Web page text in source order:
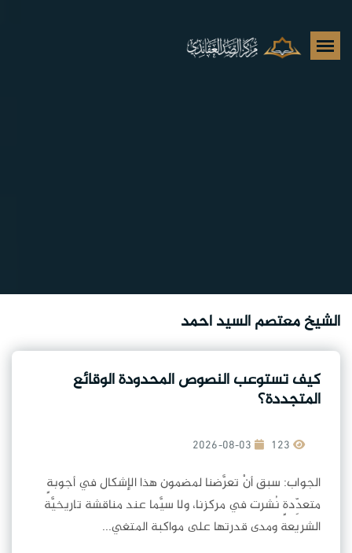
الشيخ معتصم السيد احمد
كيف تستوعب النصوص المحدودة الوقائع
المتجددة؟
2026-08-03
الجواب: سبق أنْ تعرَّضنا لمضمون هذا الإشكال في أجوبةٍ
متعدِّدةٍ نُشرت في مركزنا، ولا سيَّما عند مناقشة تاريخيَّة
الشريعة ومدى قدرتها على مواكبة المتغي...